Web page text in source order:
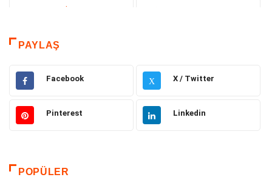
Teknoloji & İnternet
Eğitim & Kariyer
Gündem Hukuk
Moda Sağlıklı Yaşam
Bilgisayar & Yazılım
PAYLAŞ
Facebook X X / Twitter
Pinterest Linkedin
POPÜLER